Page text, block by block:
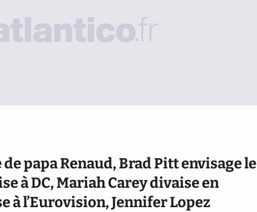
papa Renaud, Brad Pitt envisage le
à DC, Mariah Carey divaise en
à l’Eurovision, Jennifer Lopez